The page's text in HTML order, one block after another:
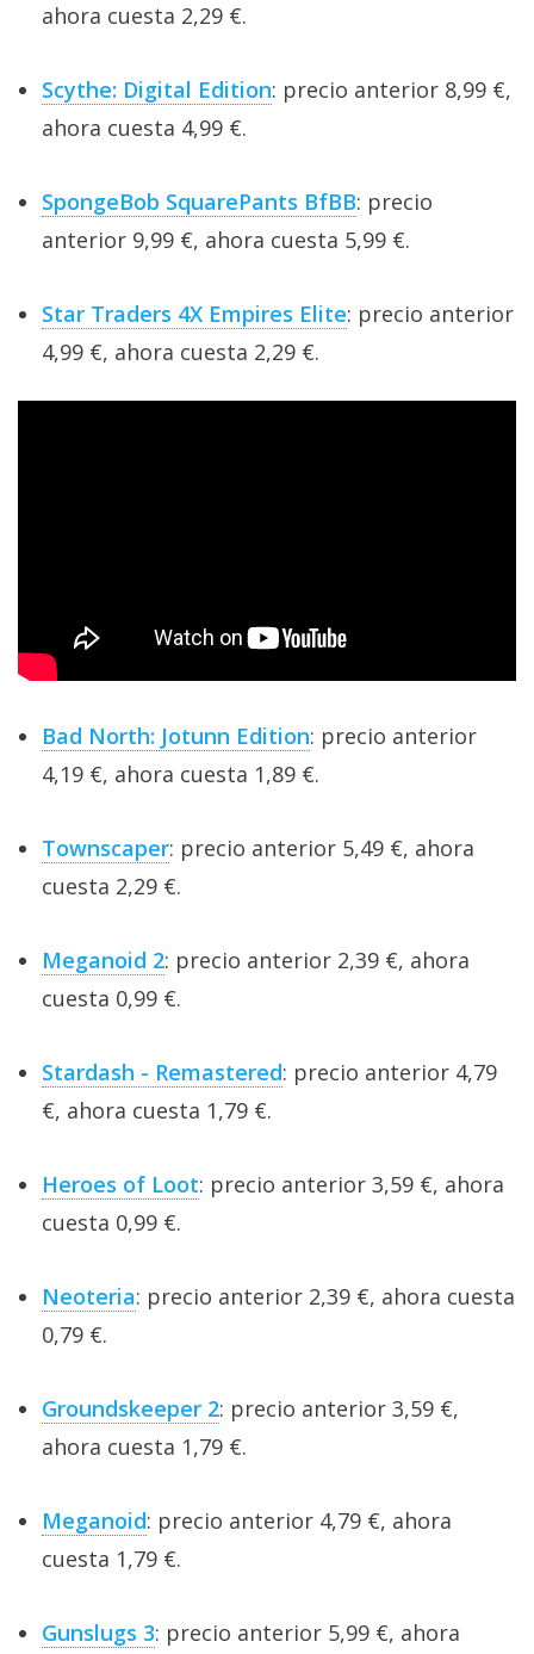
ahora cuesta 2,29 €.
Scythe: Digital Edition: precio anterior 8,99 €,
ahora cuesta 4,99 €.
SpongeBob SquarePants BfBB: precio
anterior 9,99 €, ahora cuesta 5,99 €.
Star Traders 4X Empires Elite: precio anterior
4,99 €, ahora cuesta 2,29 €.
Bad North: Jotunn Edition: precio anterior
4,19 €, ahora cuesta 1,89 €.
Townscaper: precio anterior 5,49 €, ahora
cuesta 2,29 €.
Meganoid 2: precio anterior 2,39 €, ahora
cuesta 0,99 €.
Stardash - Remastered: precio anterior 4,79
€, ahora cuesta 1,79 €.
Heroes of Loot: precio anterior 3,59 €, ahora
cuesta 0,99 €.
Neoteria: precio anterior 2,39 €, ahora cuesta
0,79 €.
Groundskeeper 2: precio anterior 3,59 €,
ahora cuesta 1,79 €.
Meganoid: precio anterior 4,79 €, ahora
cuesta 1,79 €.
Gunslugs 3: precio anterior 5,99 €, ahora